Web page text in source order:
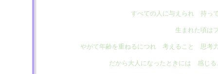
すべての人に与えられ 持っ
生まれた頃は
やがて年齢を重ねるにつれ 考えること 思考
だから大人になったときには 感じ